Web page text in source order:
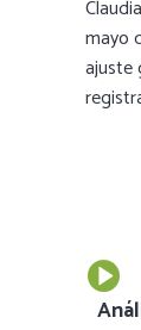
mayo
ajuste